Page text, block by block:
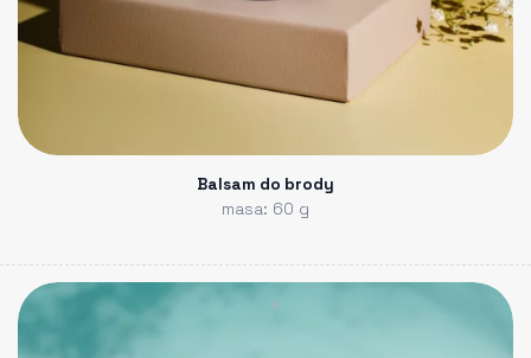
Balsam do brody
masa: 60 g